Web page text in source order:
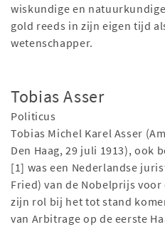
wiskundige en
gold reeds in zijn eigen tijd
wetenschapper.
Tobias Asser
Politicus
Tobias Michel Karel Asser
Den Haag, 29 juli 1913), ook
[1] was een Nederlandse
Fried) van de Nobelprijs voor
zijn rol bij het tot stand
van Arbitrage op de eerste